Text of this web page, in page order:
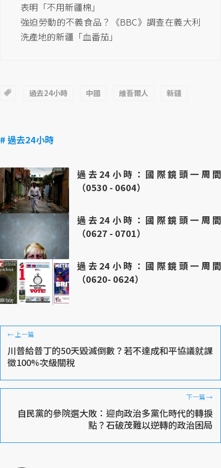
表明「不用新疆棉」
強迫勞動的不義食品？《BBC》調查在義大利
洗產地的新疆「血番茄」
過去24小時 中國 維吾爾人 新疆
# 過去24小時
過去24小時：國際鏡頭一周間
（0530 - 0604）
過去24小時：國際鏡頭一周間
（0627 - 0701）
過去24小時：國際鏡頭一周間
（0620- 0624）
←上一篇
川普給普丁的50天毀滅倒數？若不達成和平協議就課
徵100%次級關稅
下一篇→
自民黨的參院選大敗：迎向政治多黨化時代的轉捩
點？石破茂難以逆轉的政治困局